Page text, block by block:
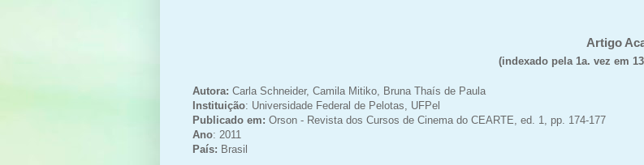
Artigo
(indexado pela 1a. vez em
Autora: Carla Schneider, Camila Mitiko, Bruna Thaís de Paula
Instituição: Universidade Federal de Pelotas, UFPel
Publicado em: Orson - Revista dos Cursos de Cinema do CEARTE, ed. 1, pp. 174-177
Ano: 2011
País: Brasil